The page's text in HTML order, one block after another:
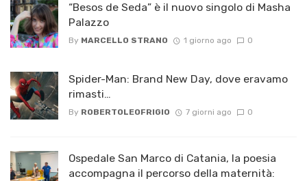
“Besos de Seda” è il nuovo singolo di Masha
Palazzo
By MARCELLO STRANO 1 giorno ago 0
Spider-Man: Brand New Day, dove eravamo
rimasti…
By ROBERTOLEOFRIGIO 7 giorni ago 0
Ospedale San Marco di Catania, la poesia
accompagna il percorso della maternità: